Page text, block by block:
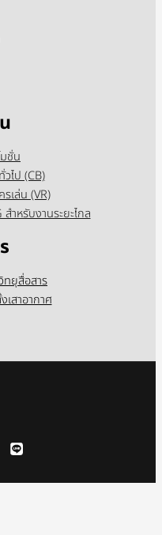
มชั่น
ไป (CB)
เล่น (VR)
ำหรับงานระยะไกล
ทยุสื่อสาร
สาอากาศ